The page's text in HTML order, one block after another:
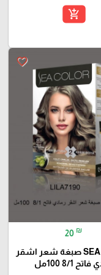
add_shopping_cart
favorite_border
20 ₪
SEA COLOR صبغة شعر اشقر
8/1 100مل